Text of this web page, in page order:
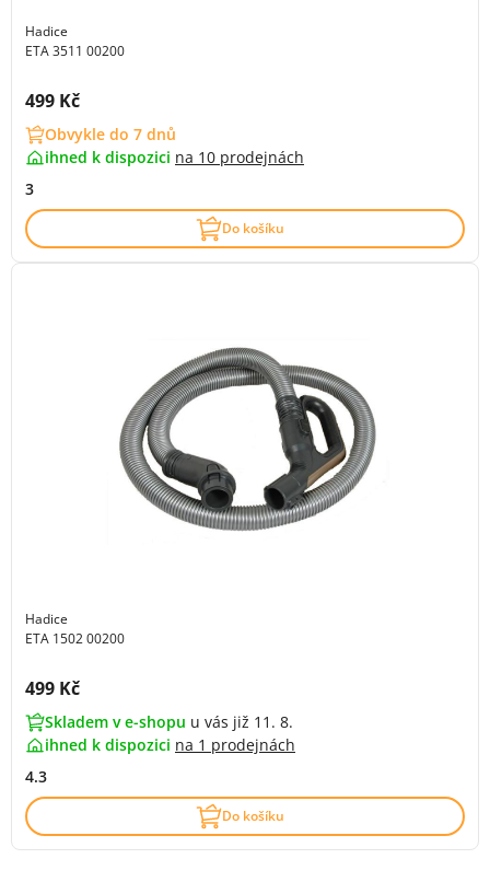
Hadice
ETA 3511 00200
Cena s DPH:
499 Kč
Obvykle do 7 dnů
ihned k dispozici na 10 prodejnách
3
Do košíku
Hadice
ETA 1502 00200
Cena s DPH:
499 Kč
Skladem v e-shopu u vás již 11. 8.
ihned k dispozici na 1 prodejnách
4.3
Do košíku